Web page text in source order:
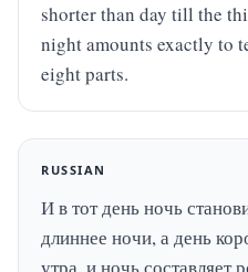
shorter than day till the
night amounts exactly to
eight parts.
RUSSIAN
И в тот день ночь
длиннее ночи, а день